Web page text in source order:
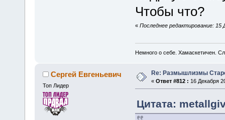
Чтобы что?
« Последнее редактирование: 15
Немного о себе. Хамаскетичен.
Сергей Евгеньевич
Топ Лидер
Re: Размышлизмы
« Ответ #812 : 16 Декабря
Цитата: